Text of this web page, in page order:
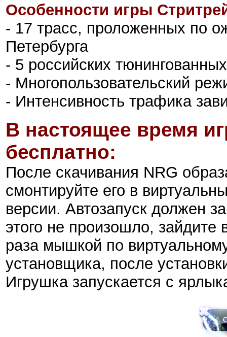
Особенности игры
- 17 трасс, проложенных по
Петербурга
- 5 российских
- Многопользовательский
- Интенсивность трафика
В настоящее время
бесплатно:
После скачивания NRG
смонтируйте его в
версии. Автозапуск должен
этого не произошло,
раза мышкой по
установщика, после
Игрушка запускается с